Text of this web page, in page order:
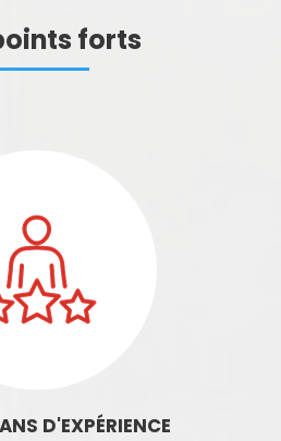
forts
D'EXPÉRIENCE